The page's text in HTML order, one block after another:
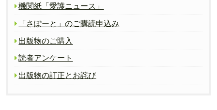
機関紙「愛護ニュース」
「さぽーと」のご購読申込み
出版物のご購入
読者アンケート
出版物の訂正とお詫び